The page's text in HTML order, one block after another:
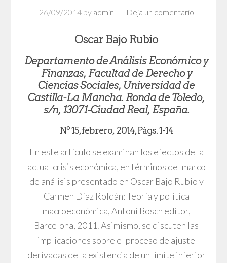
26/09/2014by admin Deja un comentario
Oscar Bajo Rubio
Departamento de Análisis Económico y
Finanzas, Facultad de Derecho y
Ciencias Sociales, Universidad de
Castilla-La Mancha. Ronda de Toledo,
s/n, 13071-Ciudad Real, España.
Nº 15, febrero, 2014, Págs. 1-14
En este artículo se examinan los efectos de la
actual crisis económica, en términos del marco
de análisis presentado en Oscar Bajo Rubio y
Carmen Díaz Roldán: Teoría y política
macroeconómica, Antoni Bosch editor,
Barcelona, 2011. Asimismo, se discuten las
implicaciones sobre el proceso de ajuste
derivadas de la existencia de un límite inferior